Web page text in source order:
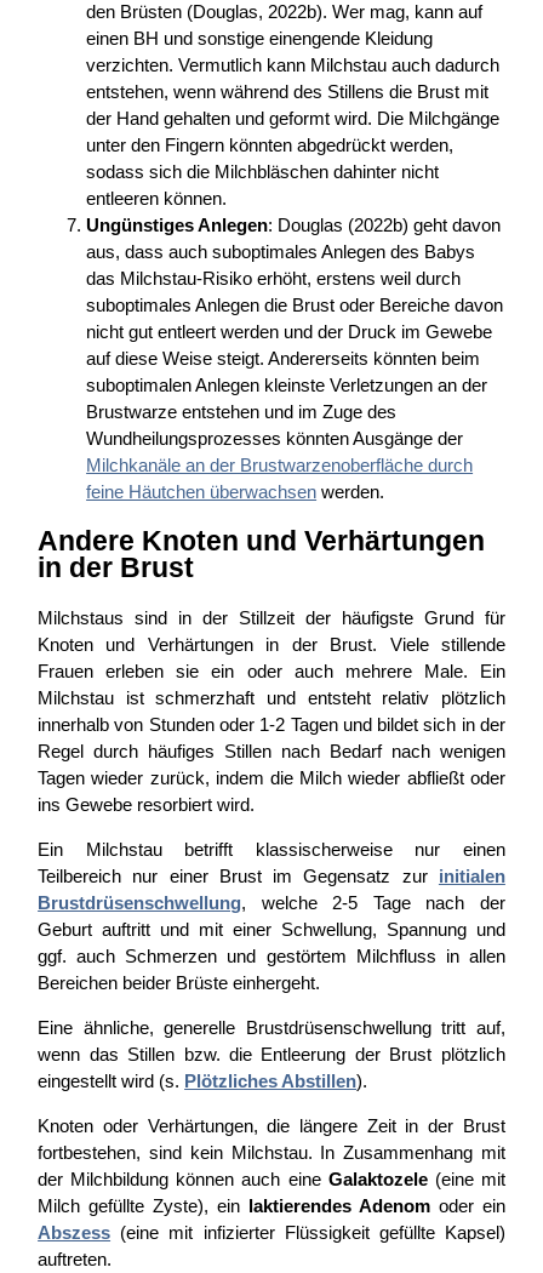
den Brüsten (Douglas, 2022b). Wer mag, kann auf
einen BH und sonstige einengende Kleidung
verzichten. Vermutlich kann Milchstau auch dadurch
entstehen, wenn während des Stillens die Brust mit
der Hand gehalten und geformt wird. Die Milchgänge
unter den Fingern könnten abgedrückt werden,
sodass sich die Milchbläschen dahinter nicht
entleeren können.
Ungünstiges Anlegen: Douglas (2022b) geht davon
aus, dass auch suboptimales Anlegen des Babys
das Milchstau-Risiko erhöht, erstens weil durch
suboptimales Anlegen die Brust oder Bereiche davon
nicht gut entleert werden und der Druck im Gewebe
auf diese Weise steigt. Andererseits könnten beim
suboptimalen Anlegen kleinste Verletzungen an der
Brustwarze entstehen und im Zuge des
Wundheilungsprozesses könnten Ausgänge der
Milchkanäle an der Brustwarzenoberfläche durch
feine Häutchen überwachsen werden.
Andere Knoten und Verhärtungen
in der Brust
Milchstaus sind in der Stillzeit der häufigste Grund für
Knoten und Verhärtungen in der Brust. Viele stillende
Frauen erleben sie ein oder auch mehrere Male. Ein
Milchstau ist schmerzhaft und entsteht relativ plötzlich
innerhalb von Stunden oder 1-2 Tagen und bildet sich in der
Regel durch häufiges Stillen nach Bedarf nach wenigen
Tagen wieder zurück, indem die Milch wieder abfließt oder
ins Gewebe resorbiert wird.
Ein Milchstau betrifft klassischerweise nur einen
Teilbereich nur einer Brust im Gegensatz zur initialen
Brustdrüsenschwellung, welche 2-5 Tage nach der
Geburt auftritt und mit einer Schwellung, Spannung und
ggf. auch Schmerzen und gestörtem Milchfluss in allen
Bereichen beider Brüste einhergeht.
Eine ähnliche, generelle Brustdrüsenschwellung tritt auf,
wenn das Stillen bzw. die Entleerung der Brust plötzlich
eingestellt wird (s. Plötzliches Abstillen).
Knoten oder Verhärtungen, die längere Zeit in der Brust
fortbestehen, sind kein Milchstau. In Zusammenhang mit
der Milchbildung können auch eine Galaktozele(eine mit
Milch gefüllte Zyste), ein laktierendes Adenomoder ein
Abszess (eine mit infizierter Flüssigkeit gefüllte Kapsel)
auftreten.